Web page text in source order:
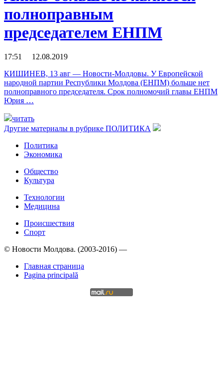
полноправным
председателем ЕНПМ
17:51 12.08.2019
КИШИНЕВ, 13 авг — Новости-Молдовы. У Европейской
народной партии Республики Молдова (ЕНПМ) больше нет
полноправного председателя. Cрок полномочий главы ЕНПМ
Юрия …
читать
Другие материалы в рубрике ПОЛИТИКА
Политика
Экономика
Общество
Культура
Технологии
Медицина
Происшествия
Спорт
© Новости Молдова. (2003-2016) —
Главная страница
Pagina principală